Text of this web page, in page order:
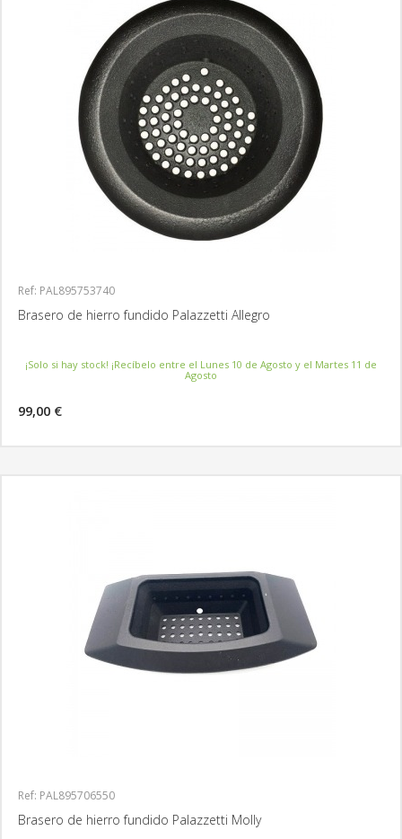
Ref: PAL895753740
Brasero de hierro fundido Palazzetti Allegro
¡Solo si hay stock! ¡Recíbelo entre el Lunes 10 de Agosto y el Martes 11 de
Agosto
99,00 €
Ref: PAL895706550
Brasero de hierro fundido Palazzetti Molly